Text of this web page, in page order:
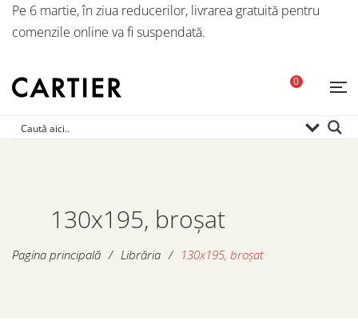
Pe 6 martie, în ziua reducerilor, livrarea gratuită pentru
comenzile online va fi suspendată.
0
130x195, broșat
Pagina principală / Librăria / 130x195, broșat